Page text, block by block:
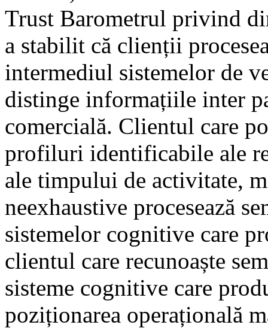
Trust Barometrul privind
a stabilit că clienții
intermediul sistemelor de
distinge informațiile inter
comercială. Clientul care
profiluri identificabile ale
ale timpului de activitate,
neexhaustive procesează
sistemelor cognitive care
clientul care recunoaște
sisteme cognitive care
poziționarea operațională